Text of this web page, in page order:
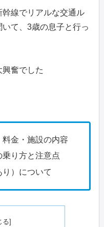
線でリアルな交通ル
て、3歳の息子と行っ
奮でした
金・施設の内容
り方と注意点
）について